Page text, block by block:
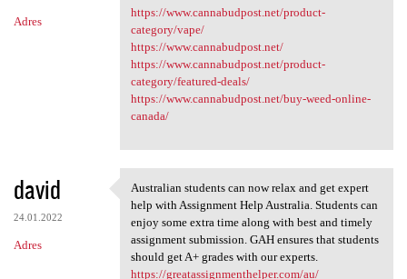
Adres
https://www.cannabudpost.net/product-
category/vape/
https://www.cannabudpost.net/
https://www.cannabudpost.net/product-
category/featured-deals/
https://www.cannabudpost.net/buy-weed-online-
canada/
david
24.01.2022
Adres
Australian students can now
Australian students can now relax and get expert
help with Assignment Help Australia. Students can
enjoy some extra time along with best and timely
assignment submission. GAH ensures that students
should get A+ grades with our experts.
https://greatassignmenthelper.com/au/